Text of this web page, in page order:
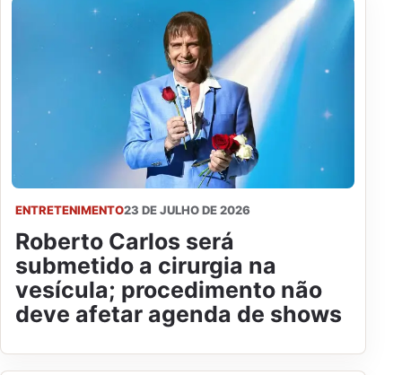
ENTRETENIMENTO23 DE JULHO DE 2026
Roberto Carlos será
submetido a cirurgia na
vesícula; procedimento não
deve afetar agenda de shows